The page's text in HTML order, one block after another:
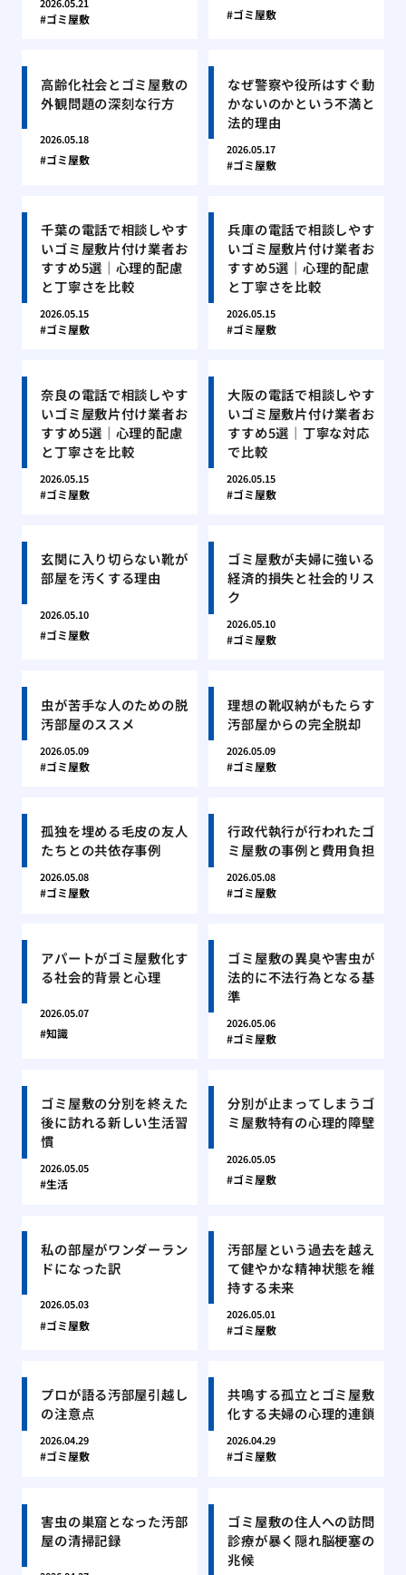
2026.05.21
ゴミ屋敷 ゴミ屋敷
高齢化社会とゴミ屋敷の
外観問題の深刻な行方
2026.05.18
ゴミ屋敷
なぜ警察や役所はすぐ動
かないのかという不満と
法的理由
2026.05.17
ゴミ屋敷
千葉の電話で相談しやす
いゴミ屋敷片付け業者お
すすめ5選｜心理的配慮
と丁寧さを比較
2026.05.15
ゴミ屋敷
兵庫の電話で相談しやす
いゴミ屋敷片付け業者お
すすめ5選｜心理的配慮
と丁寧さを比較
2026.05.15
ゴミ屋敷
奈良の電話で相談しやす
いゴミ屋敷片付け業者お
すすめ5選｜心理的配慮
と丁寧さを比較
2026.05.15
ゴミ屋敷
大阪の電話で相談しやす
いゴミ屋敷片付け業者お
すすめ5選｜丁寧な対応
で比較
2026.05.15
ゴミ屋敷
玄関に入り切らない靴が
部屋を汚くする理由
2026.05.10
ゴミ屋敷
ゴミ屋敷が夫婦に強いる
経済的損失と社会的リス
ク
2026.05.10
ゴミ屋敷
虫が苦手な人のための脱
汚部屋のススメ
2026.05.09
ゴミ屋敷
理想の靴収納がもたらす
汚部屋からの完全脱却
2026.05.09
ゴミ屋敷
孤独を埋める毛皮の友人
たちとの共依存事例
2026.05.08
ゴミ屋敷
行政代執行が行われたゴ
ミ屋敷の事例と費用負担
2026.05.08
ゴミ屋敷
アパートがゴミ屋敷化す
る社会的背景と心理
2026.05.07
知識
ゴミ屋敷の異臭や害虫が
法的に不法行為となる基
準
2026.05.06
ゴミ屋敷
ゴミ屋敷の分別を終えた
後に訪れる新しい生活習
慣
2026.05.05
生活
分別が止まってしまうゴ
ミ屋敷特有の心理的障壁
2026.05.05
ゴミ屋敷
私の部屋がワンダーラン
ドになった訳
2026.05.03
ゴミ屋敷
汚部屋という過去を越え
て健やかな精神状態を維
持する未来
2026.05.01
ゴミ屋敷
プロが語る汚部屋引越し
の注意点
2026.04.29
ゴミ屋敷
共鳴する孤立とゴミ屋敷
化する夫婦の心理的連鎖
2026.04.29
ゴミ屋敷
害虫の巣窟となった汚部
屋の清掃記録
ゴミ屋敷の住人への訪問
診療が暴く隠れ脳梗塞の
兆候